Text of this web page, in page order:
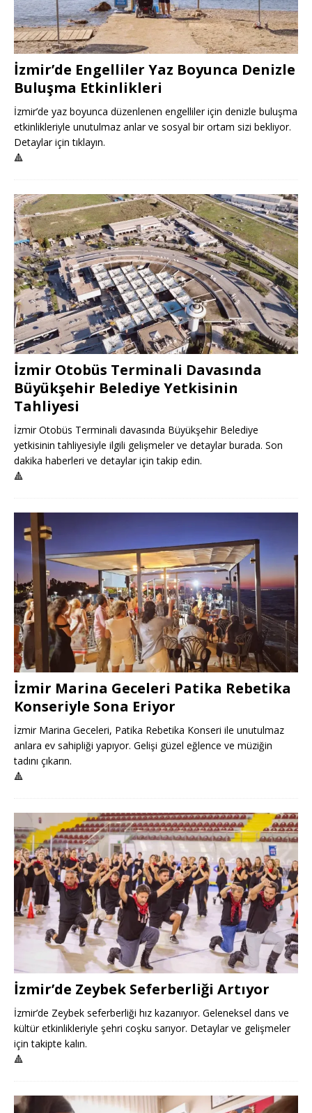
İzmir’de Engelliler Yaz Boyunca Denizle
Buluşma Etkinlikleri
İzmir’de yaz boyunca düzenlenen engelliler için denizle buluşma
etkinlikleriyle unutulmaz anlar ve sosyal bir ortam sizi bekliyor.
Detaylar için tıklayın.
🔺
İzmir Otobüs Terminali Davasında
Büyükşehir Belediye Yetkisinin
Tahliyesi
İzmir Otobüs Terminali davasında Büyükşehir Belediye
yetkisinin tahliyesiyle ilgili gelişmeler ve detaylar burada. Son
dakika haberleri ve detaylar için takip edin.
🔺
İzmir Marina Geceleri Patika Rebetika
Konseriyle Sona Eriyor
İzmir Marina Geceleri, Patika Rebetika Konseri ile unutulmaz
anlara ev sahipliği yapıyor. Gelişi güzel eğlence ve müziğin
tadını çıkarın.
🔺
İzmir’de Zeybek Seferberliği Artıyor
İzmir’de Zeybek seferberliği hız kazanıyor. Geleneksel dans ve
kültür etkinlikleriyle şehri coşku sarıyor. Detaylar ve gelişmeler
için takipte kalın.
🔺